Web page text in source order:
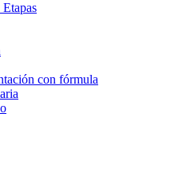
con fórmula